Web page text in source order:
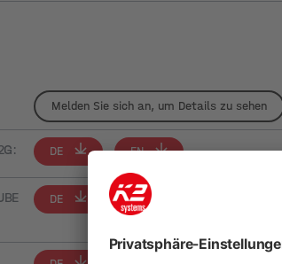
Melden Sie sich an, um Details zu sehen
DE EN
DE EN